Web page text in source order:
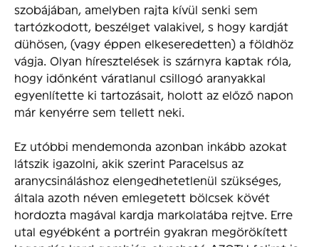
szobájában, amelyben rajta kívül senki sem
tartózkodott, beszélget valakivel, s hogy kardját
dühösen, (vagy éppen elkeseredetten) a földhöz
vágja. Olyan híresztelések is szárnyra kaptak róla,
hogy időnként váratlanul csillogó aranyakkal
egyenlítette ki tartozásait, holott az előző napon
már kenyérre sem tellett neki.
Ez utóbbi mendemonda azonban inkább azokat
látszik igazolni, akik szerint Paracelsus az
aranycsináláshoz elengedhetetlenül szükséges,
általa azoth néven emlegetett bölcsek kövét
hordozta magával kardja markolatába rejtve. Erre
utal egyébként a portréin gyakran megörökített